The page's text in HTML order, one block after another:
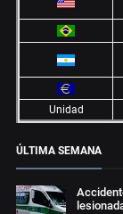
Unidad
ÚLTIMA SEMANA